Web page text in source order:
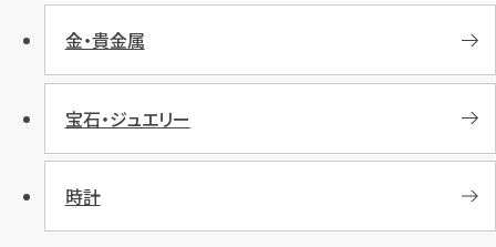
金・貴金属
宝石・ジュエリー
時計